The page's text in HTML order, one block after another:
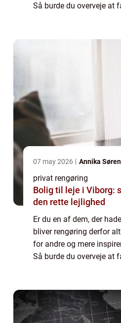
Så burde du overveje at
07 may 2026 Annika
privat rengøring
Bolig til leje i Viborg:
den rette lejlighed
Er du en af dem, der
bliver rengøring derfor
for andre og mere
Så burde du overveje at